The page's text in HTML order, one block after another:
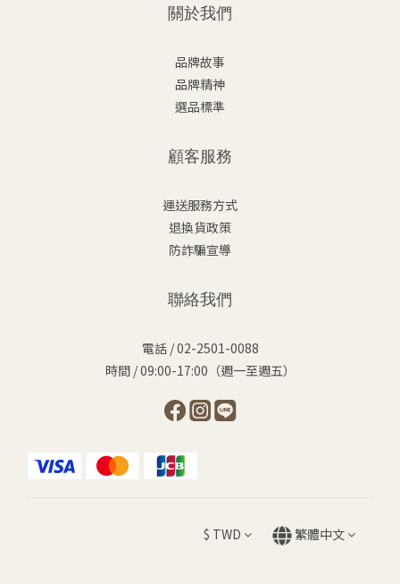
關於我們
品牌故事
品牌精神
選品標準
顧客服務
運送服務方式
退換貨政策
防詐騙宣導
聯絡我們
電話 / 02-2501-0088
時間 / 09:00-17:00（週一至週五）
$ TWD 繁體中文